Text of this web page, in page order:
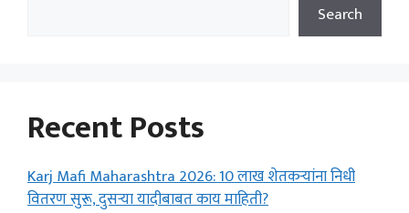
Search
Recent Posts
Karj Mafi Maharashtra 2026: 10 लाख शेतकऱ्यांना निधी
वितरण सुरू, दुसऱ्या यादीबाबत काय माहिती?